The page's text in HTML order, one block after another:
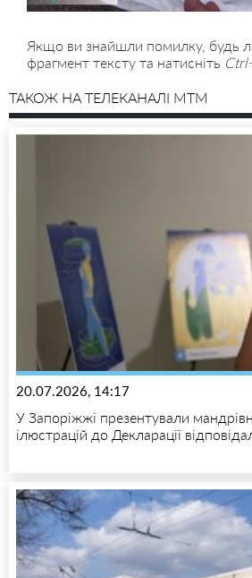
Якщо ви знайшли помилку, будь
фрагмент тексту та натисніть
ТАКОЖ НА ТЕЛЕКАНАЛІ MTM
20.07.2026, 14:17
У Запоріжжі презентували
ілюстрацій до Декларації